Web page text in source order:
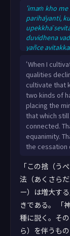
‘imaṁ kho
parihāyanti,
upekkhā
duvidhena
yañce
vadāmi
kho,
paṭipanno
‘When I
qualities
cultivate that
two kinds of
placing the
that which
connected.
equanimity.
the cessation
「この捨（う
法（あくさら
ー）は増大す
きである。 「
種に説く。そ
ら）を伴うも